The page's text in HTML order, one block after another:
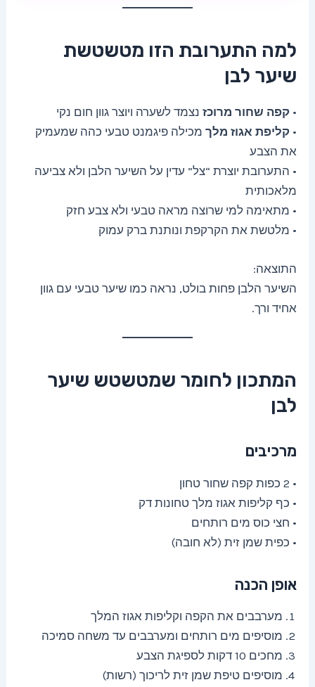
למה התערובת הזו מטשטשת
שיער לבן
•קפה שחור מרוכז נצמד לשערה ויוצר גוון חום נקי
•קליפת אגוז מלך מכילה פיגמנט טבעי כהה שמעמיק
את הצבע
• התערובת יוצרת “צל” עדין על השיער הלבן ולא צביעה
מלאכותית
• מתאימה למי שרוצה מראה טבעי ולא צבע חזק
• מלטשת את הקרקפת ונותנת ברק עמוק
התוצאה:
השיער הלבן פחות בולט, נראה כמו שיער טבעי עם גוון
אחיד ורך.
המתכון לחומר שמטשטש שיער
לבן
מרכיבים
• 2 כפות קפה שחור טחון
• כף קליפות אגוז מלך טחונות דק
• חצי כוס מים רותחים
• כפית שמן זית (לא חובה)
אופן הכנה
מערבבים את הקפה וקליפות אגוז המלך
מוסיפים מים רותחים ומערבבים עד משחה סמיכה
מחכים 10 דקות לספיגת הצבע
מוסיפים טיפת שמן זית לריכוך (רשות)